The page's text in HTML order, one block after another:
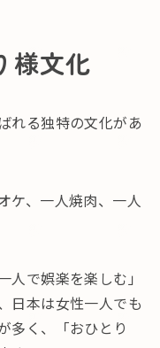
様文化
れる独特の文化があ
ケ、一人焼肉、一人
で娯楽を楽しむ」
日本は女性一人でも
多く、「おひとり